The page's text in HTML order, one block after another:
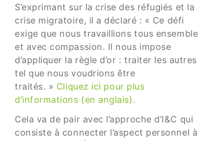
S’exprimant sur la crise des réfugiés et la
crise migratoire, il a déclaré : « Ce défi
exige que nous travaillions tous ensemble
et avec compassion. Il nous impose
d’appliquer la règle d’or : traiter les autres
tel que nous voudrions être
traités. » Cliquez ici pour plus
d’informations (en anglais).
Cela va de pair avec l’approche d’I&C qui
consiste à connecter l’aspect personnel à